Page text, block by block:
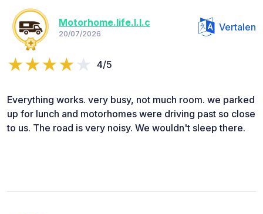
Motorhome.life.l.l.c
20/07/2026
Vertalen
4/5
Everything works. very busy, not much room. we parked
up for lunch and motorhomes were driving past so close
to us. The road is very noisy. We wouldn't sleep there.